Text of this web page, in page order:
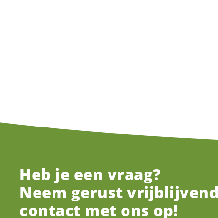
Heb je een vraag?
Neem gerust
contact met ons op!